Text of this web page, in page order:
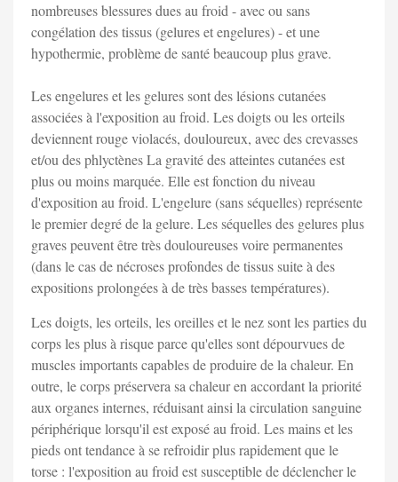
nombreuses blessures dues au froid - avec ou sans
congélation des tissus (gelures et engelures) - et une
hypothermie, problème de santé beaucoup plus grave.
Les engelures et les gelures sont des lésions cutanées
associées à l'exposition au froid. Les doigts ou les orteils
deviennent rouge violacés, douloureux, avec des crevasses
et/ou des phlyctènes La gravité des atteintes cutanées est
plus ou moins marquée. Elle est fonction du niveau
d'exposition au froid. L'engelure (sans séquelles) représente
le premier degré de la gelure. Les séquelles des gelures plus
graves peuvent être très douloureuses voire permanentes
(dans le cas de nécroses profondes de tissus suite à des
expositions prolongées à de très basses températures).
Les doigts, les orteils, les oreilles et le nez sont les parties du
corps les plus à risque parce qu'elles sont dépourvues de
muscles importants capables de produire de la chaleur. En
outre, le corps préservera sa chaleur en accordant la priorité
aux organes internes, réduisant ainsi la circulation sanguine
périphérique lorsqu'il est exposé au froid. Les mains et les
pieds ont tendance à se refroidir plus rapidement que le
torse : l'exposition au froid est susceptible de déclencher le